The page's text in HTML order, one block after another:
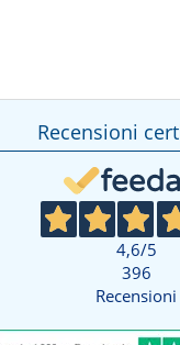
Recensioni
4,6/5
396
Recensioni